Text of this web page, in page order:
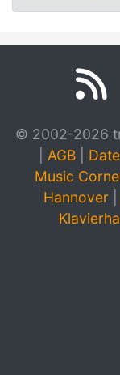
© 2002-2026
AGB
Music
Hannover